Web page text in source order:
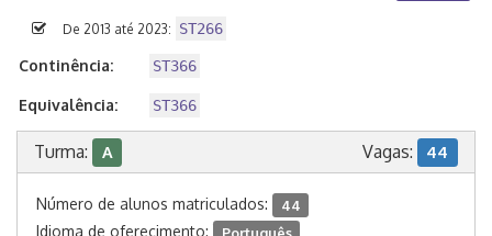
De 2013 até 2023: ST266
Continência: ST366
Equivalência: ST366
Turma: A Vagas: 44
Número de alunos matriculados: 44
Idioma de oferecimento: Português